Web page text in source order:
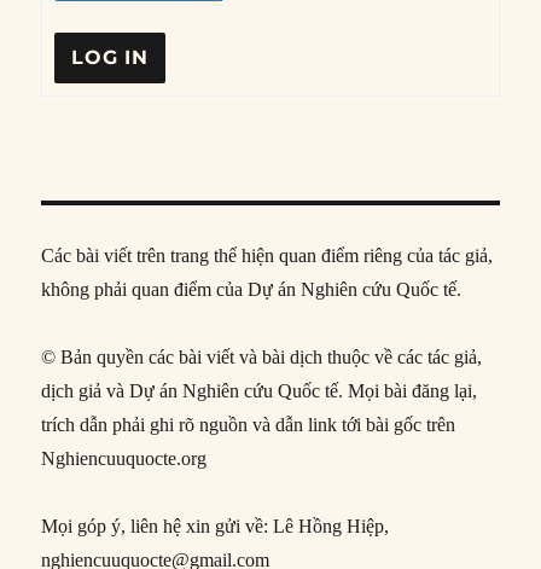
LOG IN
Các bài viết trên trang thể hiện quan điểm riêng của tác giả,
không phải quan điểm của Dự án Nghiên cứu Quốc tế.
© Bản quyền các bài viết và bài dịch thuộc về các tác giả,
dịch giả và Dự án Nghiên cứu Quốc tế. Mọi bài đăng lại,
trích dẫn phải ghi rõ nguồn và dẫn link tới bài gốc trên
Nghiencuuquocte.org
Mọi góp ý, liên hệ xin gửi về: Lê Hồng Hiệp,
nghiencuuquocte@gmail.com